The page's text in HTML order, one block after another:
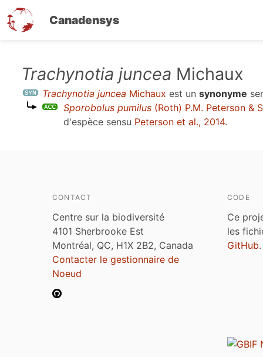
Canadensys
contenu
principal
Trachynotia juncea Michaux
Trachynotia juncea Michaux est un synonyme
Sporobolus pumilus (Roth) P.M. Peterson &
d'espèce sensu Peterson et al., 2014.
CONTACT
Centre sur la biodiversité
4101 Sherbrooke Est
Montréal, QC, H1X 2B2, Canada
Contacter le gestionnaire de
Noeud
CODE
Ce
les
GitHub.